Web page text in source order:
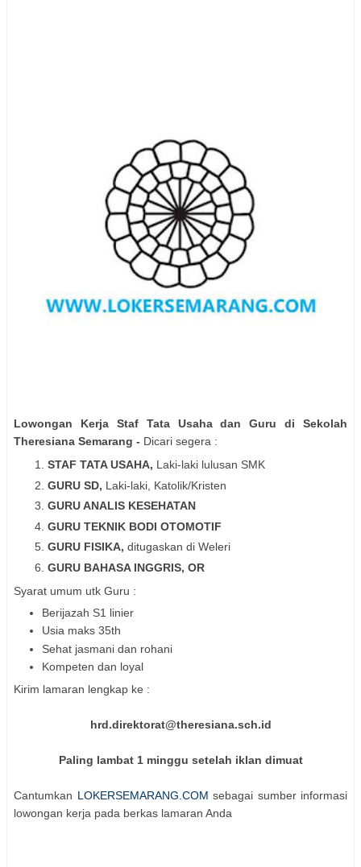
Lowongan Kerja Staf Tata Usaha dan Guru di Sekolah
Theresiana Semarang - Dicari segera :
STAF TATA USAHA, Laki-laki lulusan SMK
GURU SD, Laki-laki, Katolik/Kristen
GURU ANALIS KESEHATAN
GURU TEKNIK BODI OTOMOTIF
GURU FISIKA, ditugaskan di Weleri
GURU BAHASA INGGRIS, OR
Syarat umum utk Guru :
Berijazah S1 linier
Usia maks 35th
Sehat jasmani dan rohani
Kompeten dan loyal
Kirim lamaran lengkap ke :
hrd.direktorat@theresiana.sch.id
Paling lambat 1 minggu setelah iklan dimuat
Cantumkan LOKERSEMARANG.COM sebagai sumber informasi
lowongan kerja pada berkas lamaran Anda